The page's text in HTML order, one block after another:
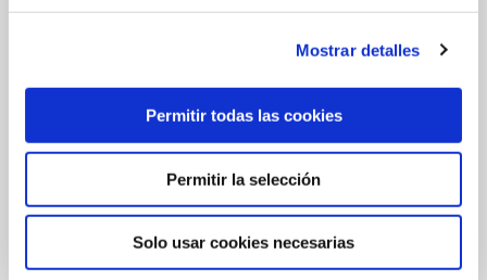
Mostrar detalles
Permitir todas las cookies
Permitir la selección
Solo usar cookies necesarias
Auriga de Delfos